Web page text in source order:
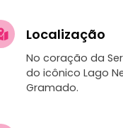
Localização
No coração da
do icônico Lago
Gramado.